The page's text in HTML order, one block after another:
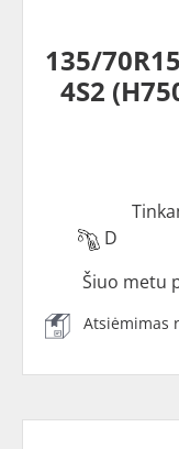
135/
4S2
D
Šiuo metu
Atsiėmimas